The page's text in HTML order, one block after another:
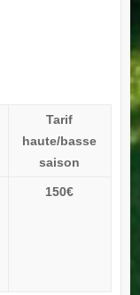
Tarif
haute/basse
saison
150€